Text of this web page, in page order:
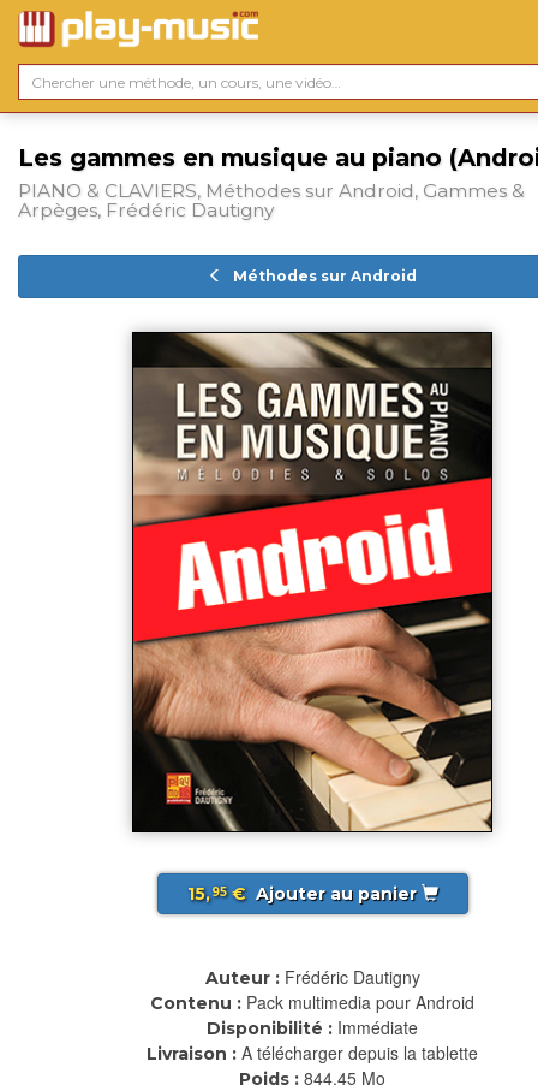
Les gammes en musique au piano
PIANO & CLAVIERS, Méthodes sur Android, Gammes &
Arpèges, Frédéric Dautigny
Méthodes sur Android
15,95€ Ajouter au panier
Auteur : Frédéric Dautigny
Contenu : Pack multimedia pour Android
Disponibilité : Immédiate
Livraison : A télécharger depuis la tablette
Poids : 844.45 Mo